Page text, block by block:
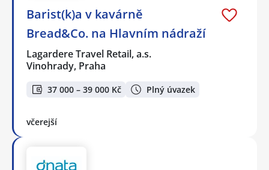
Barist(k)a v kavárně
Bread&Co. na Hlavním nádraží
Lagardere Travel Retail, a.s.
Vinohrady, Praha
37 000 – 39 000 Kč Plný úvazek
včerejší